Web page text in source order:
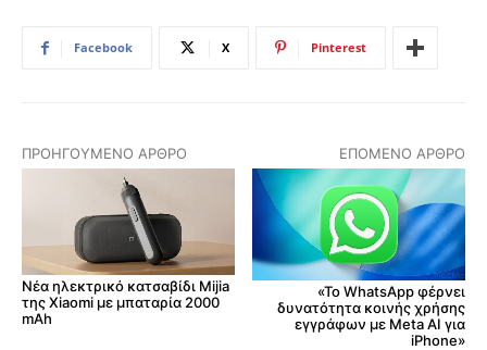
Facebook X Pinterest
ΠΡΟΗΓΟΎΜΕΝΟ ΆΡΘΡΟ
Νέα ηλεκτρικό κατσαβίδι Mijia
της Xiaomi με μπαταρία 2000
mAh
ΕΠΌΜΕΝΟ ΆΡΘΡΟ
«Το WhatsApp φέρνει
δυνατότητα κοινής χρήσης
εγγράφων με Meta AI για
iPhone»